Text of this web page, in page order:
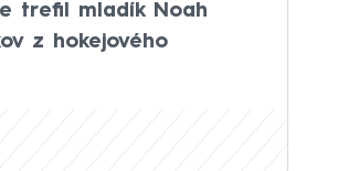
trefil mladík Noah
z hokejového